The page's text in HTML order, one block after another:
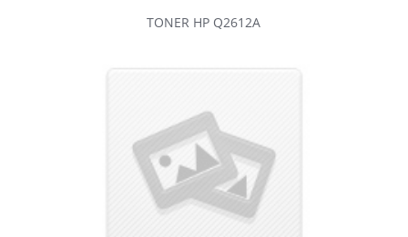
TONER HP Q2612A